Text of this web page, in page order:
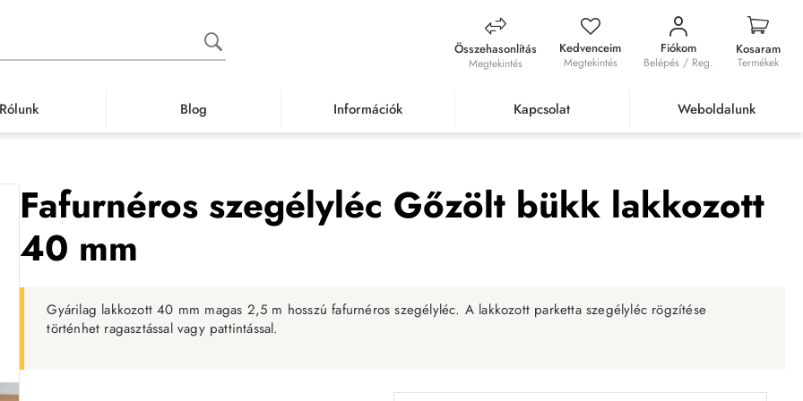
Összehasonlítás
Megtekintés
Kedvenceim
Megtekintés
Fiókom
Belépés / Reg.
Kosaram
Termékek
Rólunk Blog Információk Kapcsolat Weboldalunk
Szegély, szegélyléc Furnéros szegélyléc Fafurnéros szegélyléc Gőzölt bükk lakkozott 40 mm
Fafurnéros szegélyléc Gőzölt bükk lakkozott
40 mm
Gyárilag lakkozott 40 mm magas 2,5 m hosszú fafurnéros szegélyléc. A lakkozott parketta szegélyléc rögzítése
történhet ragasztással vagy pattintással.